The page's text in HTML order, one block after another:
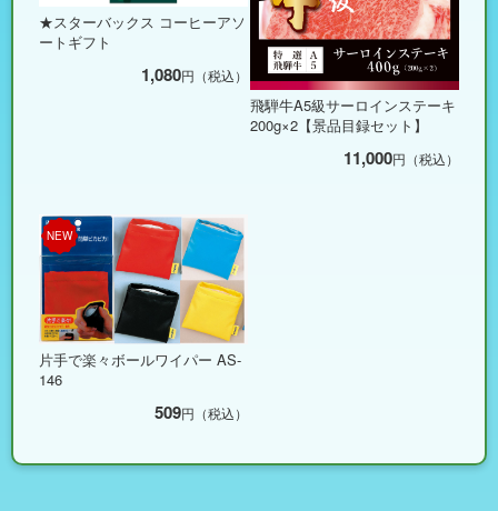
★スターバックス コーヒーアソ
ートギフト
1,080円（税込）
飛騨牛A5級サーロインステーキ
200g×2【景品目録セット】
11,000円（税込）
NEW
片手で楽々ボールワイパー AS-
146
509円（税込）